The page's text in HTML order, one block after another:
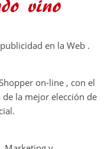
en la Web .
on-line , con el
la mejor elección de